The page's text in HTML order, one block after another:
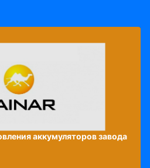
аккумуляторов завода